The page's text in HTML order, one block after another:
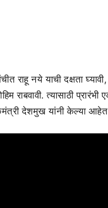
राहू नये याची दक्षता
राबवावी. त्यासाठी
देशमुख यांनी केल्या